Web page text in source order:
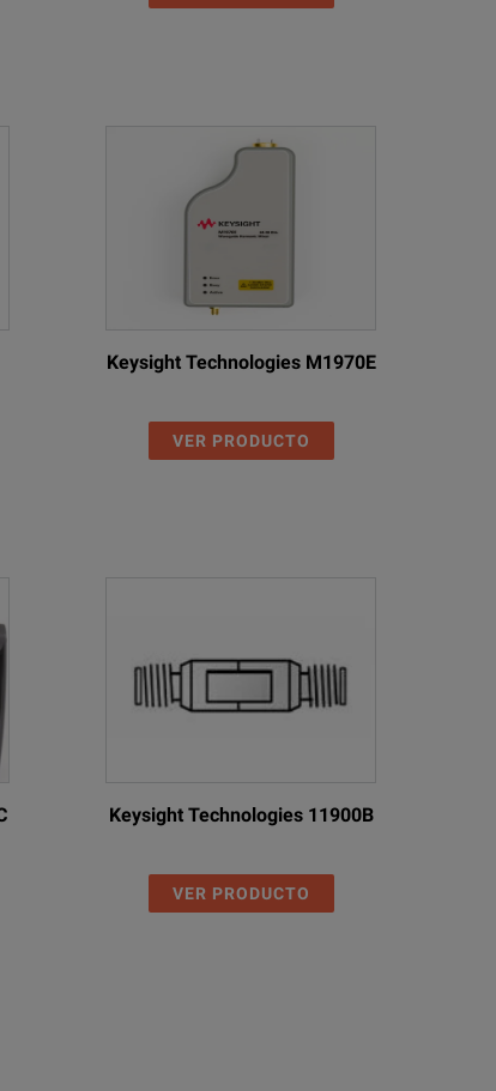
Keysight Technologies M1970E
VER PRODUCTO
Keysight Technologies 11900B
VER PRODUCTO